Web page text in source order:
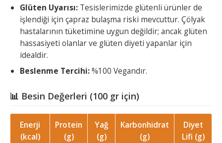
Glüten Uyarısı: Tesislerimizde glütenli ürünler de
işlendiği için çapraz bulaşma riski mevcuttur. Çölyak
hastalarının tüketimine uygun değildir; ancak glüten
hassasiyeti olanlar ve glüten diyeti yapanlar için
idealdir.
Beslenme Tercihi:%100 Vegandır.
📊 Besin Değerleri (100 gr için)
Enerji
(kcal)
Protein
(g)
Yağ
(g)
Karbonhidrat
(g)
Diyet
Lifi (g)